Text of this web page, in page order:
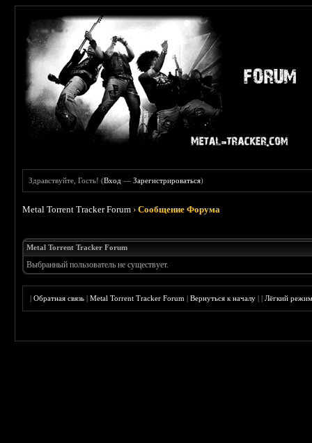
Здравствуйте, Гость! (Вход —Зарегистрироваться)
Metal Torrent Tracker Forum ›Сообщение Форума
Metal Torrent Tracker Forum
Выбранный пользователь не существует.
|Обратная связь |Metal Torrent Tracker Forum |Вернуться к началу ||Лёгкий